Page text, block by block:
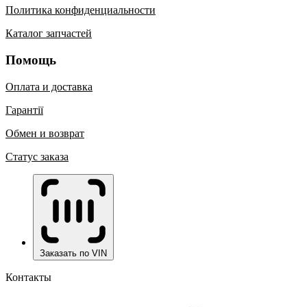
Политика конфиденциальности
Каталог запчастей
Помощь
Оплата и доставка
Гарантії
Обмен и возврат
Статус заказа
Заказать по VIN
Контакты